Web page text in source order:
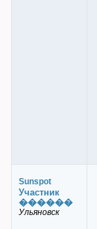
Sunspot
Участник
������
Ульяновск